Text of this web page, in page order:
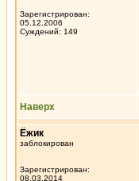
Зарегистрирован:
05.12.2006
Суждений: 149
Наверх
Ёжик
заблокирован
Зарегистрирован:
08.03.2014